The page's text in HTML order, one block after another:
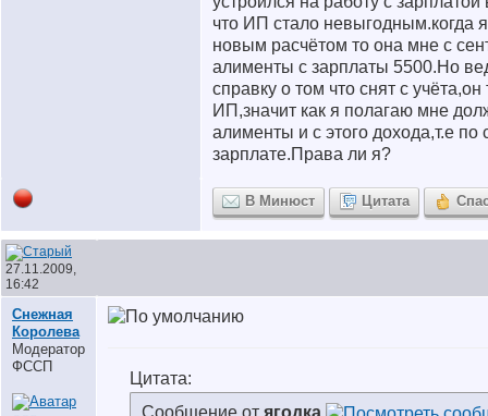
что ИП стало невыгодным.когда
новым расчётом то она мне с
алименты с зарплаты 5500.Но
справку о том что снят с учёта,он
ИП,значит как я полагаю мне
алименты и с этого дохода,т.е по
зарплате.Права ли я?
В Минюст Цитата
27.11.2009,
16:42
Снежная
Королева
Модератор
ФССП
Цитата:
Сообщение от ягодка